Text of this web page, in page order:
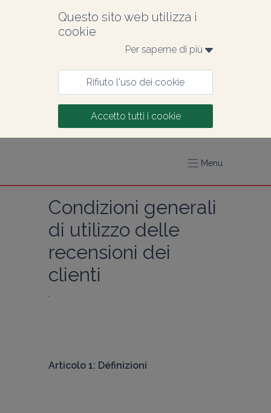
Questo sito web utilizza i
cookie
Per saperne di più
Rifiuto l'uso dei cookie
Accetto tutti i cookie
Menu
Condizioni generali
di utilizzo delle
recensioni dei
clienti
.
Articolo 1: Définizioni